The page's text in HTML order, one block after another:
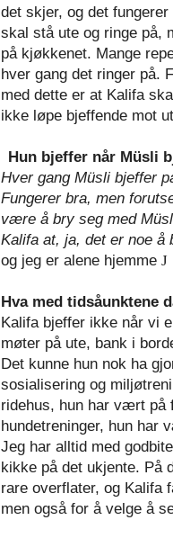
det skjer, og det
skal stå ute og ringe på,
på kjøkkenet. Mange
hver gang det ringer på.
med dette er at Kalifa
ikke løpe bjeffende mot
Hun bjeffer når Müsli
Hver gang Müsli bjeffer
Fungerer bra, men
være å bry seg med
Kalifa at, ja, det er noe å
og jeg er alene hjemme J
Hva med tidsåunktene
Kalifa bjeffer ikke når vi
møter på ute, bank i
Det kunne hun nok ha
sosialisering og
ridehus, hun har vært på
hundetreninger, hun har
Jeg har alltid med
kikke på det ukjente. På
rare overflater, og Kalifa
men også for å velge å